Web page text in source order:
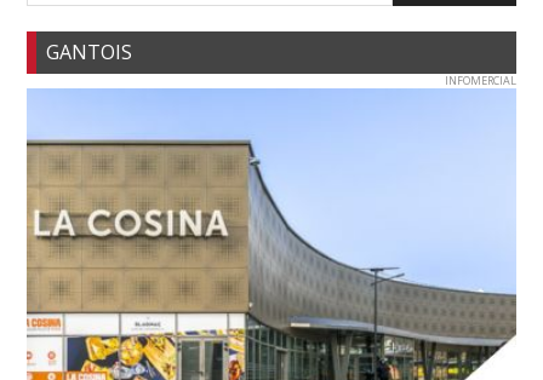
GANTOIS
INFOMERCIAL